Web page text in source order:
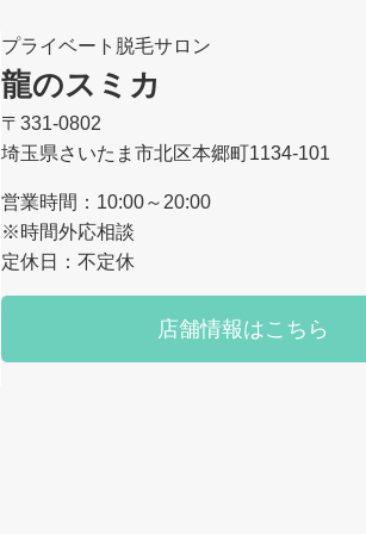
プライベート脱毛サロン
龍のスミカ
〒331-0802
埼玉県さいたま市北区本郷町1134-101
営業時間：10:00～20:00
※時間外応相談
定休日：不定休
店舗情報はこちら